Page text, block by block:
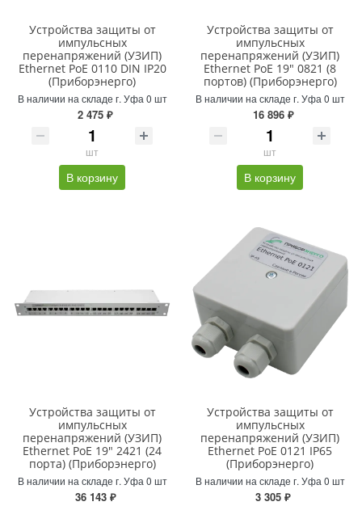
Устройства защиты от
импульсных
перенапряжений (УЗИП)
Ethernet PoE 0110 DIN IP20
(Приборэнерго)
В наличии на складе г. Уфа 0 шт
2 475 ₽
шт
В корзину
Устройства защиты от
импульсных
перенапряжений (УЗИП)
Ethernet PoE 19" 0821 (8
портов) (Приборэнерго)
В наличии на складе г. Уфа 0 шт
16 896 ₽
шт
В корзину
Устройства защиты от
импульсных
перенапряжений (УЗИП)
Ethernet PoE 19" 2421 (24
порта) (Приборэнерго)
В наличии на складе г. Уфа 0 шт
36 143 ₽
Устройства защиты от
импульсных
перенапряжений (УЗИП)
Ethernet PoE 0121 IP65
(Приборэнерго)
В наличии на складе г. Уфа 0 шт
3 305 ₽